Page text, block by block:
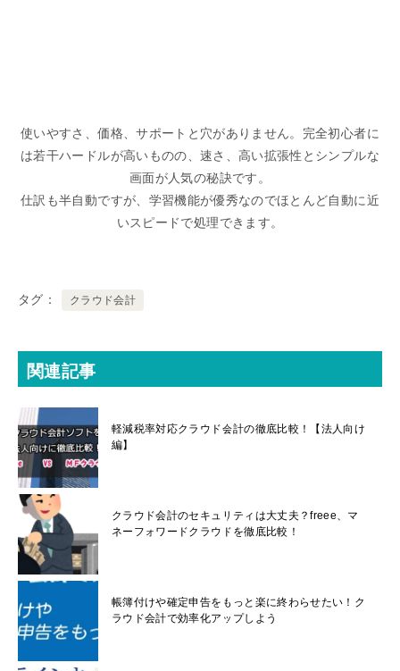
使いやすさ、価格、サポートと穴がありません。完全初心者に
は若干ハードルが高いものの、速さ、高い拡張性とシンプルな
画面が人気の秘訣です。
仕訳も半自動ですが、学習機能が優秀なのでほとんど自動に近
いスピードで処理できます。
タグ クラウド会計
関連記事
軽減税率対応クラウド会計の徹底比較！【法人向け
編】
クラウド会計のセキュリティは大丈夫？freee、マ
ネーフォワードクラウドを徹底比較！
帳簿付けや確定申告をもっと楽に終わらせたい！ク
ラウド会計で効率化アップしよう